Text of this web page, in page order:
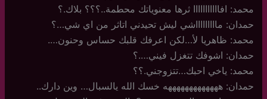
محمد: افااااااااااا ثرها معنوياتك محطمة..؟؟؟ بلاك.؟
حمدان: ماااااااااشي ليش تحيدني اتاثر من اي شي…؟
محمد: ظاهريا لأ…لكن اعرفك قلبك حساس وحنون….
حمدان: اشوفك تتغزل فيني….؟
محمد: ياخي احبك…تتزوجني.؟؟
حمدان: هههههههههههههه خسك الله يالسبال… وين دارك..